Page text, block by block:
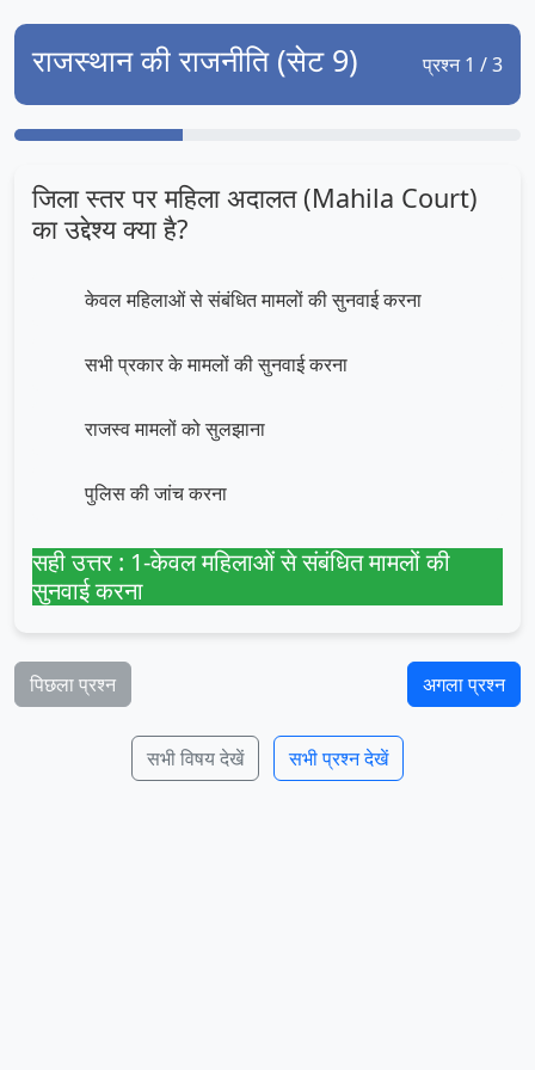
राजस्थान की राजनीति (सेट 9) प्रश्न 1 / 3
जिला स्तर पर महिला अदालत (Mahila Court)
का उद्देश्य क्या है?
केवल महिलाओं से संबंधित मामलों की सुनवाई करना
सभी प्रकार के मामलों की सुनवाई करना
राजस्व मामलों को सुलझाना
पुलिस की जांच करना
सही उत्तर : 1-केवल महिलाओं से संबंधित मामलों की
सुनवाई करना
पिछला प्रश्न अगला प्रश्न
सभी विषय देखें सभी प्रश्न देखें